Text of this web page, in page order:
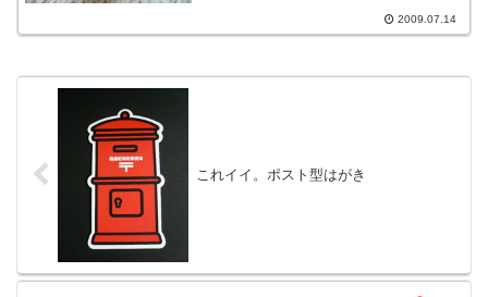
2009.07.14
これイイ。ポスト型はがき